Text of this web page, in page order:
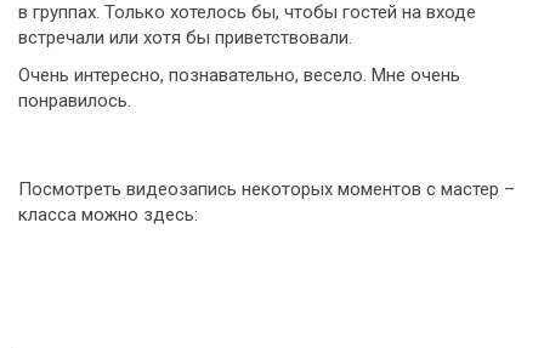
в группах. Только хотелось бы, чтобы гостей на входе
встречали или хотя бы приветствовали.
Очень интересно, познавательно, весело. Мне очень
понравилось.
Посмотреть видеозапись некоторых моментов с мастер –
класса можно здесь: